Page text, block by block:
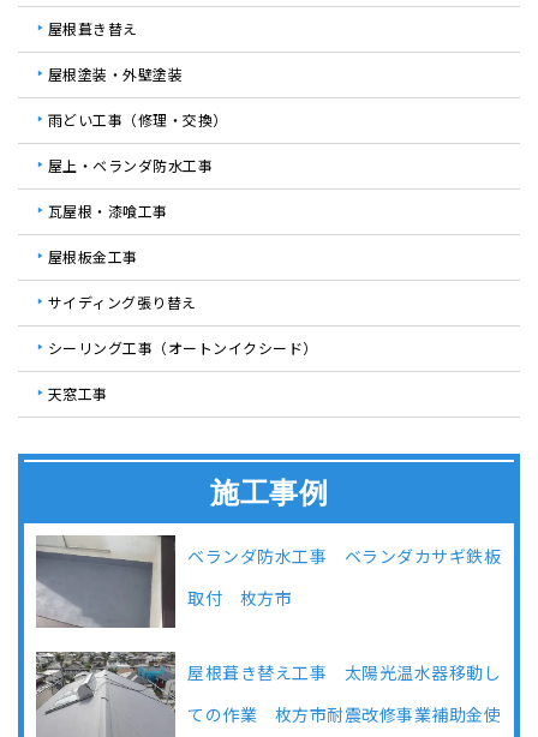
屋根葺き替え
屋根塗装・外壁塗装
雨どい工事（修理・交換）
屋上・ベランダ防水工事
瓦屋根・漆喰工事
屋根板金工事
サイディング張り替え
シーリング工事（オートンイクシード）
天窓工事
施工事例
ベランダ防水工事 ベランダカサギ鉄板
取付 枚方市
屋根葺き替え工事 太陽光温水器移動し
ての作業 枚方市耐震改修事業補助金使